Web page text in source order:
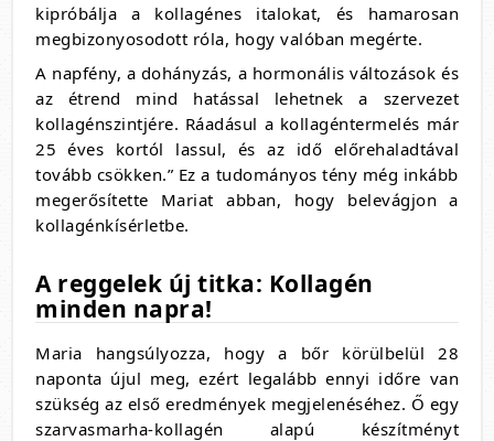
kipróbálja a kollagénes italokat, és hamarosan
megbizonyosodott róla, hogy valóban megérte.
A napfény, a dohányzás, a hormonális változások és
az étrend mind hatással lehetnek a szervezet
kollagénszintjére. Ráadásul a kollagéntermelés már
25 éves kortól lassul, és az idő előrehaladtával
tovább csökken.” Ez a tudományos tény még inkább
megerősítette Mariat abban, hogy belevágjon a
kollagénkísérletbe.
A reggelek új titka: Kollagén
minden napra!
Maria hangsúlyozza, hogy a bőr körülbelül 28
naponta újul meg, ezért legalább ennyi időre van
szükség az első eredmények megjelenéséhez. Ő egy
szarvasmarha-kollagén alapú készítményt